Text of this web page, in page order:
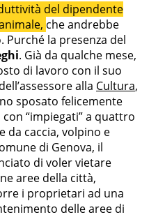
del dipendente
che andrebbe
Purché la presenza del
. Già da qualche mese,
di lavoro con il suo
alla Cultura,
sposato felicemente
“impiegati” a quattro
da caccia, volpino e
di Genova, il
di voler vietare
aree della città,
i proprietari ad una
delle aree di